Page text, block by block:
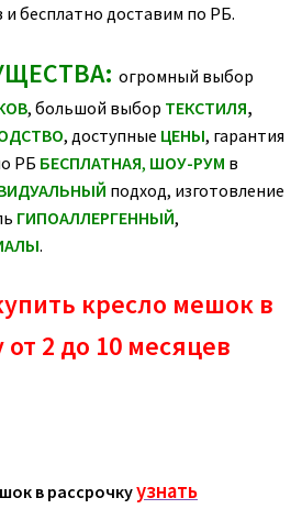
и бесплатно доставим по РБ.
огромный выбор
, большой выбор ТЕКСТИЛЯ,
, доступные ЦЕНЫ, гарантия
РБ БЕСПЛАТНАЯ, ШОУ-РУМ в
подход, изготовление
ГИПОАЛЛЕРГЕННЫЙ,
.
кресло мешок в
от 2 до 10 месяцев
в рассрочкуузнать